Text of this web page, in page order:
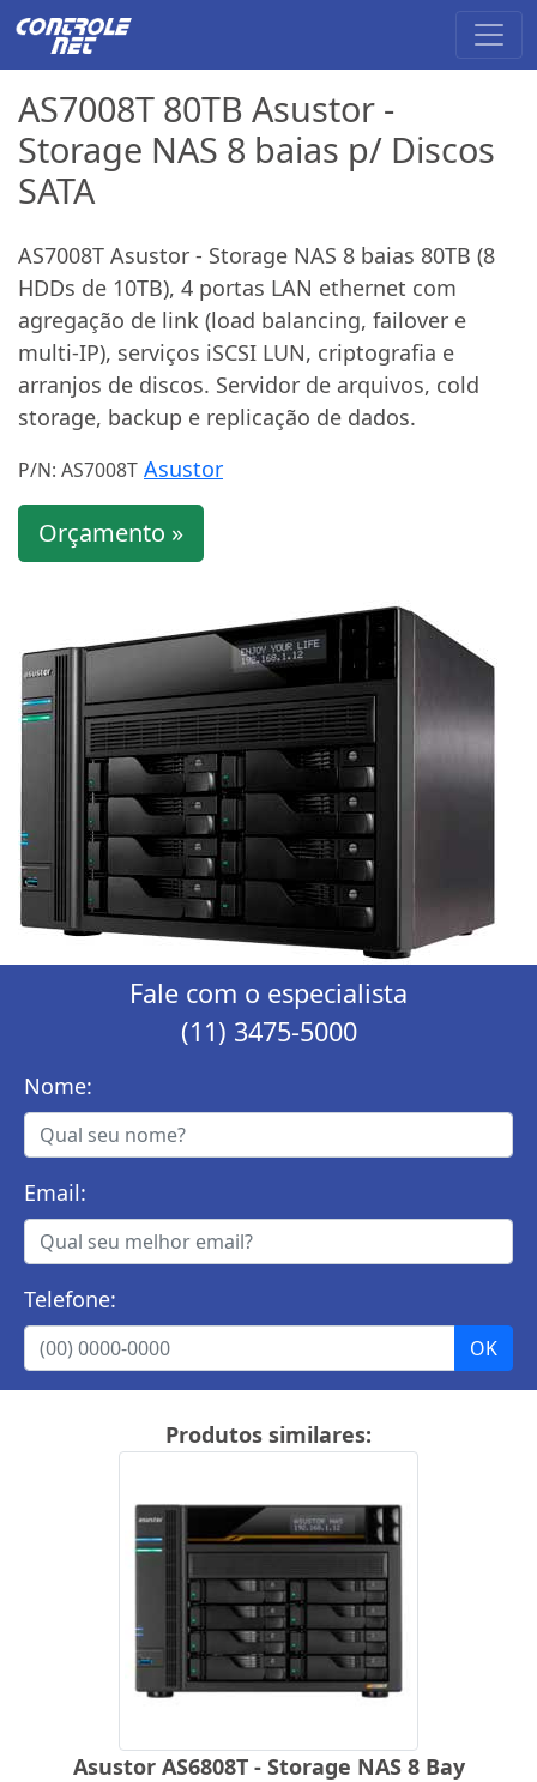
AS7008T 80TB Asustor -
Storage NAS 8 baias p/ Discos
SATA
AS7008T Asustor - Storage NAS 8 baias 80TB (8
HDDs de 10TB), 4 portas LAN ethernet com
agregação de link (load balancing, failover e
multi-IP), serviços iSCSI LUN, criptografia e
arranjos de discos. Servidor de arquivos, cold
storage, backup e replicação de dados.
P/N: AS7008T Asustor
Orçamento »
Fale com o especialista
(11) 3475-5000
Nome:
Email:
Telefone:
Produtos similares:
Asustor AS6808T - Storage NAS 8 Bay